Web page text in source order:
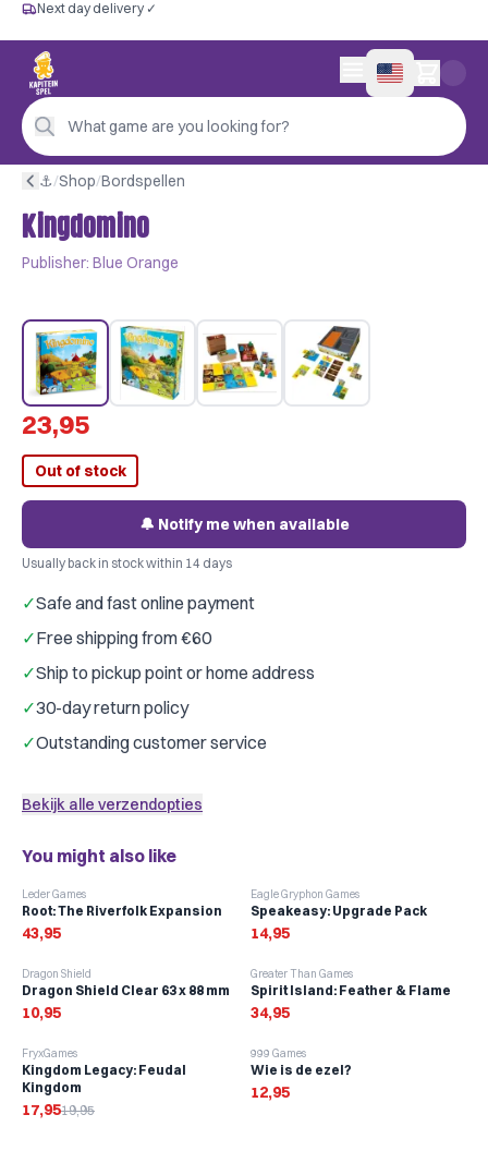
Free from €60
Next day delivery ✓
Personal advice
4,9/5 —
Next day delivery ✓
What game are you looking for?
0 items in cart
⚓︎/Shop/Bordspellen
Kingdomino
Publisher: Blue Orange
23,95
Out of stock
🔔 Notify me when available
Usually back in stock within 14 days
✓Safe and fast online payment
✓Free shipping from €60
✓Ship to pickup point or home address
✓30-day return policy
✓Outstanding customer service
Bekijk alle verzendopties
You might also like
Leder Games
Root: The Riverfolk Expansion
43,95
Eagle Gryphon Games
Speakeasy: Upgrade Pack
14,95
Dragon Shield
Dragon Shield Clear 63 x 88 mm
10,95
Greater Than Games
Spirit Island: Feather & Flame
34,95
-10%
FryxGames
Kingdom Legacy: Feudal
Kingdom
17,9519,95
999 Games
Wie is de ezel?
12,95